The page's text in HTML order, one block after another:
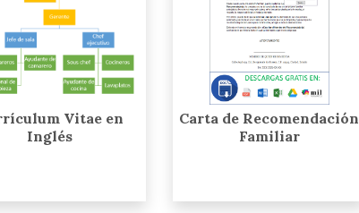
Vitae en
Inglés
Carta de Recomendación
Familiar